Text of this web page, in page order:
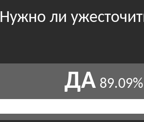
Нужно ли
ДА 89.09%